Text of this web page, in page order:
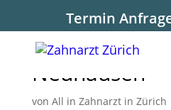
Termin
Guter
Neuhausen
von All in Zahnarzt in Zürich